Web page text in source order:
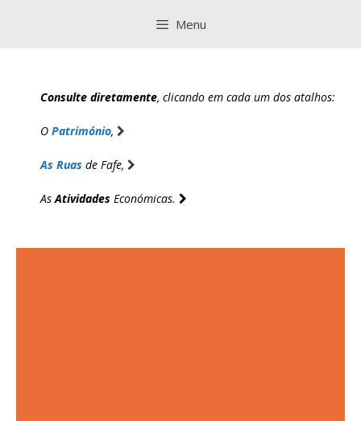
Menu
Consulte diretamente, clicando em cada um dos atalhos:
O Património,
As Ruas de Fafe,
AsAtividades Económicas.